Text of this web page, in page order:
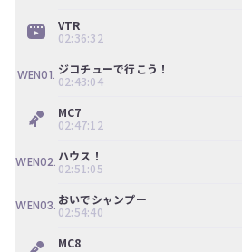
VTR
02:36:32
WEN01. ジコチューで行こう！
02:43:04
MC7
02:47:12
WEN02. ハウス！
02:51:05
WEN03. おいでシャンプー
02:54:40
MC8